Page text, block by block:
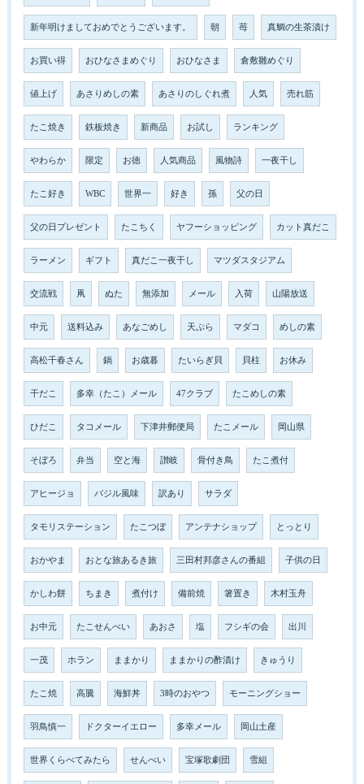
新年明けましておめでとうございます。 朝 苺 真鯛の生茶漬け
お買い得 おひなさまめぐり おひなさま 倉敷雛めぐり
値上げ あさりめしの素 あさりのしぐれ煮 人気 売れ筋
たこ焼き 鉄板焼き 新商品 お試し ランキング
やわらか 限定 お徳 人気商品 風物詩 一夜干し
たこ好き WBC 世界一 好き 孫 父の日
父の日プレゼント たこちく ヤフーショッピング カット真だこ
ラーメン ギフト 真だこ一夜干し マツダスタジアム
交流戦 凧 ぬた 無添加 メール 入荷 山陽放送
中元 送料込み あなごめし 天ぷら マダコ めしの素
高松千春さん 鍋 お歳暮 たいらぎ貝 貝柱 お休み
干だこ 多幸（たこ）メール 47クラブ たこめしの素
ひだこ タコメール 下津井郵便局 たこメール 岡山県
そぼろ 弁当 空と海 讃岐 骨付き鳥 たこ煮付
アヒージョ バジル風味 訳あり サラダ
タモリステーション たこつぼ アンテナショップ とっとり
おかやま おとな旅あるき旅 三田村邦彦さんの番組 子供の日
かしわ餅 ちまき 煮付け 備前焼 箸置き 木村玉舟
お中元 たこせんべい あおさ 塩 フシギの会 出川
一茂 ホラン ままかり ままかりの酢漬け きゅうり
たこ焼 高騰 海鮮丼 3時のおやつ モーニングショー
羽鳥慎一 ドクターイエロー 多幸メール 岡山土産
世界くらべてみたら せんべい 宝塚歌劇団 雪組